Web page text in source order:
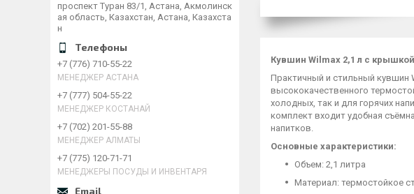
Кувшин Wilmax 2,1 л с
Практичный и стильный кувшин
высококачественного
холодных, так и для горячих
комплект входит удобная
напитков.
Основные характеристики:
Объем: 2,1 литра
Материал: термостойкое
проспект Туран 83/1, Астана, Акмолинск
ая область, Казахстан, Астана, Казахста
н
+7 (776) 710-55-22
МЕНЕДЖЕР АСТАНА
+7 (777) 504-55-22
МЕНЕДЖЕР КОСТАНАЙ
+7 (702) 201-55-88
МЕНЕДЖЕР АЛМАТЫ
+7 (775) 120-71-71
МЕНЕДЖЕРЫ ПОСУДЫ И ИНВЕНТАРЯ